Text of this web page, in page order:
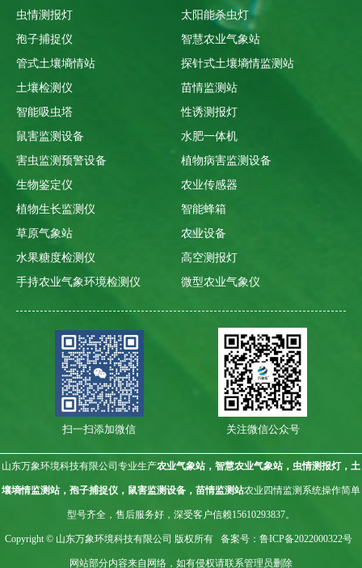
虫情测报灯
太阳能杀虫灯
孢子捕捉仪
智慧农业气象站
管式土壤墒情站
探针式土壤墒情监测站
土壤检测仪
苗情监测站
智能吸虫塔
性诱测报灯
鼠害监测设备
水肥一体机
害虫监测预警设备
植物病害监测设备
生物鉴定仪
农业传感器
植物生长监测仪
智能蜂箱
草原气象站
农业设备
水果糖度检测仪
高空测报灯
手持农业气象环境检测仪
微型农业气象仪
扫一扫添加微信 关注微信公众号
山东万象环境科技有限公司专业生产农业气象站，智慧农业气象站，虫情测报灯，土
壤墒情监测站，孢子捕捉仪，鼠害监测设备，苗情监测站农业四情监测系统操作简单
型号齐全，售后服务好，深受客户信赖15610293837。
Copyright © 山东万象环境科技有限公司 版权所有 备案号： 鲁ICP备2022000322号
网站部分内容来自网络，如有侵权请联系管理员删除